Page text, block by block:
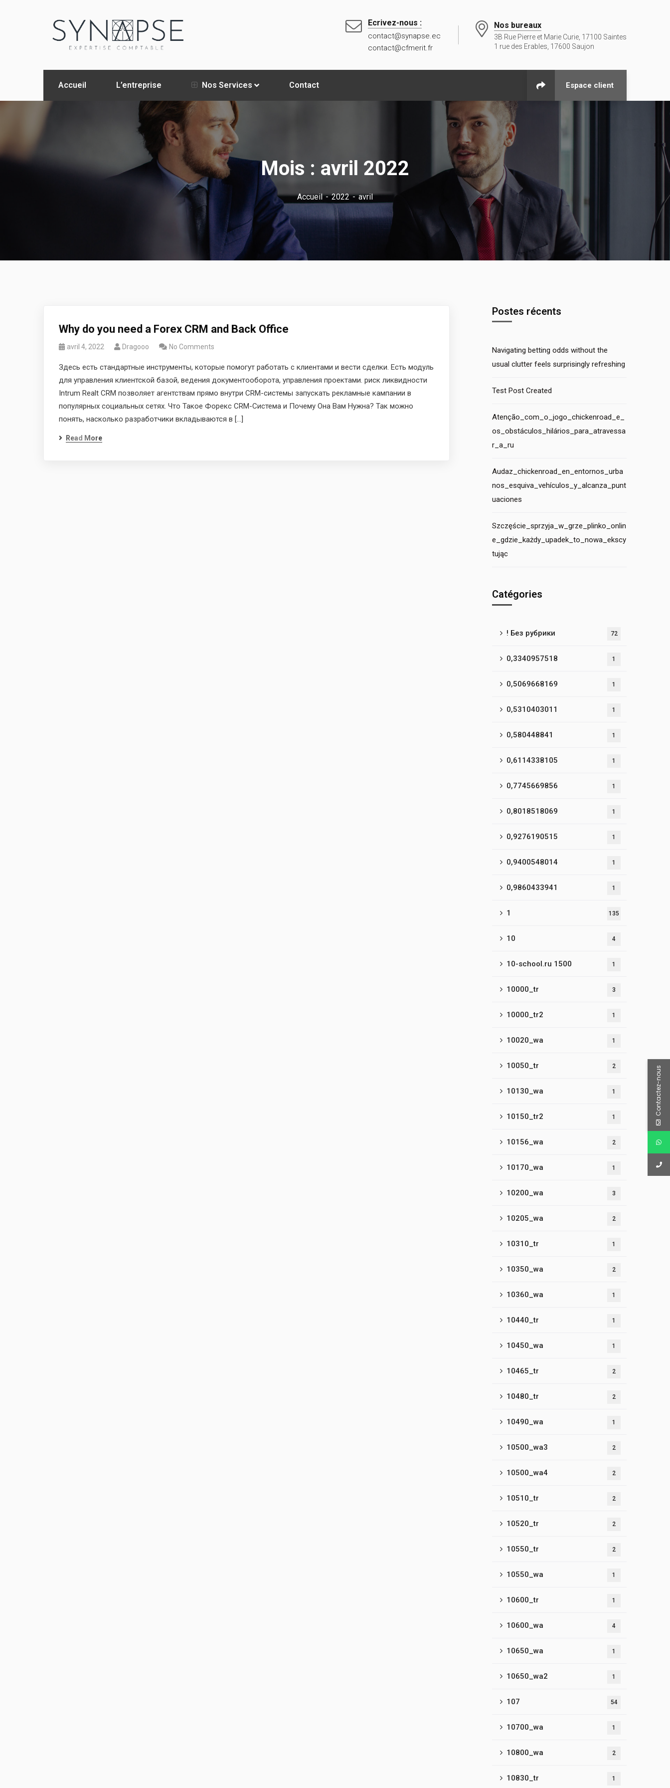
Ecrivez-nous :
contact@synapse.ec
contact@cfmerit.fr
Nos bureaux
3B Rue Pierre et Marie Curie, 17100 Saintes
1 rue des Erables, 17600 Saujon
Accueil L’entreprise Nos Services Contact Espace client
Mois : avril 2022
Accueil 2022 avril
Why do you need a Forex CRM and Back Office
avril 4, 2022 Dragooo No Comments
Здесь есть стандартные инструменты, которые помогут работать с клиентами и вести сделки. Есть модуль
для управления клиентской базой, ведения документооборота, управления проектами. риск ликвидности
Intrum Realt CRM позволяет агентствам прямо внутри CRM-системы запускать рекламные кампании в
популярных социальных сетях. Что Такое Форекс CRM-Система и Почему Она Вам Нужна? Так можно
понять, насколько разработчики вкладываются в […]
Read More
Postes récents
Navigating betting odds without the
usual clutter feels surprisingly refreshing
Test Post Created
Atenção_com_o_jogo_chickenroad_e_
os_obstáculos_hilários_para_atravessa
r_a_ru
Audaz_chickenroad_en_entornos_urba
nos_esquiva_vehículos_y_alcanza_punt
uaciones
Szczęście_sprzyja_w_grze_plinko_onlin
e_gdzie_każdy_upadek_to_nowa_ekscy
tując
Catégories
! Без рубрики 72
0,3340957518 1
0,5069668169 1
0,5310403011 1
0,580448841 1
0,6114338105 1
0,7745669856 1
0,8018518069 1
0,9276190515 1
0,9400548014 1
0,9860433941 1
1 135
10 4
10-school.ru 1500 1
10000_tr 3
10000_tr2 1
10020_wa 1
10050_tr 2
10130_wa 1
10150_tr2 1
10156_wa 2
10170_wa 1
10200_wa 3
10205_wa 2
10310_tr 1
10350_wa 2
10360_wa 1
10440_tr 1
10450_wa 1
10465_tr 2
10480_tr 2
10490_wa 1
10500_wa3 2
10500_wa4 2
10510_tr 2
10520_tr 2
10550_tr 2
10550_wa 1
10600_tr 1
10600_wa 4
10650_wa 1
10650_wa2 1
107 54
10700_wa 1
10800_wa 2
10830_tr 1
Contactez-nous